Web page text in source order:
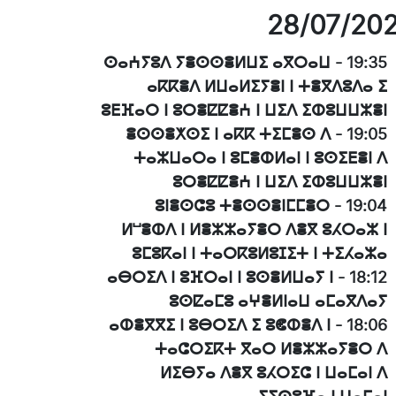
28/07/
19:35
-
ⵙⴰⵄⵢⵓⴷ ⵢⴻⵙⵙⴻⵍⵡⵉ ⴰⴳⵔⴰⵡ
ⴰⴽⴽⴻⴷ ⵍⵡⴰⵍⵉⵢⴻⵏ ⵏ ⵜⴻⴳⴷⵓⴷⴰ ⵉ
ⵓⴹⴼⴰⵔ ⵏ ⵓⵔⴻⵇⵇⴻⵄ ⵏ ⵡⵉⴷ ⵉⵀⵓⵡⵡⵣⴻⵏ
19:05
-
ⴻⵙⵙⴻⵅⵙⵉ ⵏ ⴰⴽⴽ ⵜⵉⵎⴻⵙ ⴷ
ⵜⴰⵣⵡⴰⵔⴰ ⵏ ⵓⵎⴻⵀⵍⴰⵏ ⵏ ⵓⵙⵉⴹⴻⵏ ⴷ
ⵓⵔⴻⵇⵇⴻⵄ ⵏ ⵡⵉⴷ ⵉⵀⵓⵡⵡⵣⴻⵏ
19:04
-
ⵓⵏⴻⵙⵛⵓ ⵜⴻⵙⵙⴻⵏⵎⵎⴻⵔ
ⵍⵯⴻⵀⴷ ⵏ ⵍⴻⵣⵣⴰⵢⴻⵔ ⴷⴻⴳ ⵓⵃⵔⴰⵣ ⵏ
ⵓⵎⵓⴽⴰⵏ ⵏ ⵜⴰⵔⴽⵓⵍⵓⵊⵉⵜ ⵏ ⵜⵉⵃⴰⵣⴰ
18:12
-
ⴰⴱⵔⵉⴷ ⵏ ⵓⴼⵔⴰⵏ ⵏ ⵓⵙⴻⵍⵡⴰⵢ ⵏ
ⵓⵙⵇⴰⵎⵓ ⴰⵖⴻⵍⵏⴰⵡ ⴰⵎⴰⴳⴷⴰⵢ
18:06
-
ⴰⵀⴻⴳⴳⵉ ⵏ ⵓⴱⵔⵉⴷ ⵉ ⵓⵞⵀⴻⴷ ⵏ
ⵜⴰⵛⵔⵉⴽⵜ ⴳⴰⵔ ⵍⴻⵣⵣⴰⵢⴻⵔ ⴷ
ⵍⵉⴱⵢⴰ ⴷⴻⴳ ⵓⵃⵔⵉⵛ ⵏ ⵡⴰⵎⴰⵏ ⴷ